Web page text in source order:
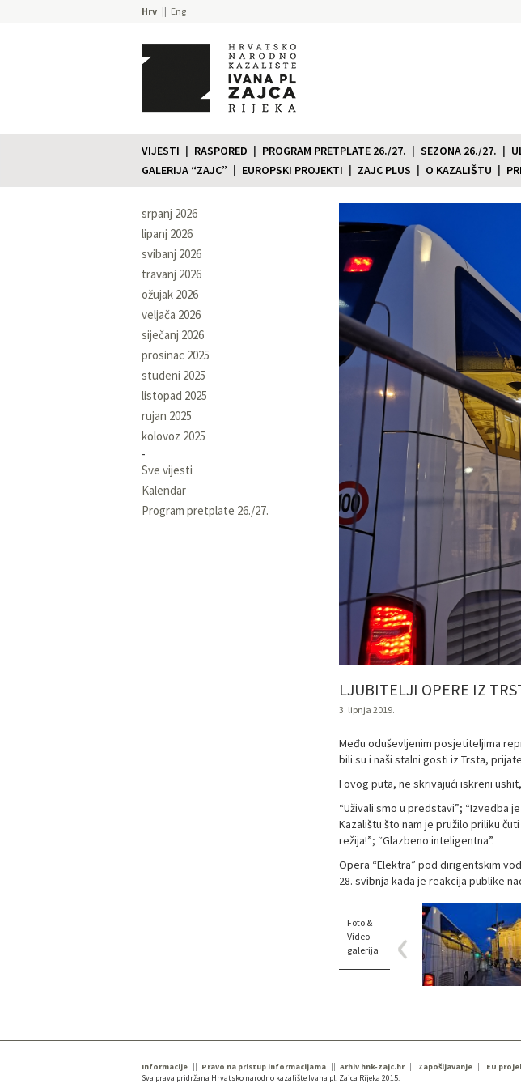
Hrv Eng
VIJESTI RASPORED PROGRAM PRETPLATE 26./27. SEZONA 26./27.
GALERIJA “ZAJC”
EUROPSKI PROJEKTI ZAJC PLUS O KAZALIŠTU
srpanj 2026
lipanj 2026
svibanj 2026
travanj 2026
ožujak 2026
veljača 2026
siječanj 2026
prosinac 2025
studeni 2025
listopad 2025
rujan 2025
kolovoz 2025
Sve vijesti
Kalendar
Program pretplate 26./27.
LJUBITELJI OPERE IZ
3. lipnja 2019.
Među oduševljenim posjetiteljima
bili su i naši stalni gosti iz Trsta,
I ovog puta, ne skrivajući iskreni
“Uživali smo u predstavi”; “Izvedba
Kazalištu što nam je pružilo priliku
režija!”; “Glazbeno inteligentna”.
Opera “Elektra” pod dirigentskim
28. svibnja kada je reakcija publike
Foto &
Video
galerija
Informacije Pravo na pristup informacijama Arhiv hnk-zajc.hr Zapošljavanje EU
Sva prava pridržana Hrvatsko narodno kazalište Ivana pl. Zajca Rijeka 2015.